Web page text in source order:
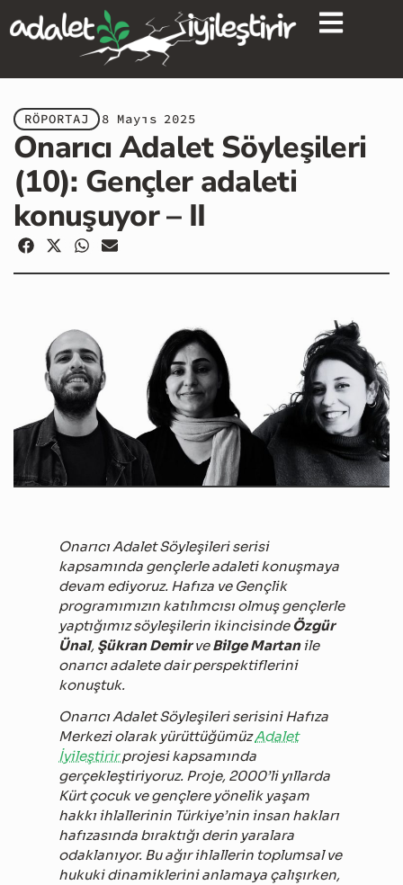
RÖPORTAJ 8 Mayıs 2025
Onarıcı Adalet Söyleşileri
(10): Gençler adaleti
konuşuyor – II
Onarıcı Adalet Söyleşileri serisi
kapsamında gençlerle adaleti konuşmaya
devam ediyoruz. Hafıza ve Gençlik
programımızın katılımcısı olmuş gençlerle
yaptığımız söyleşilerin ikincisindeÖzgür
Ünal, Şükran DemirveBilge Martanile
onarıcı adalete dair perspektiflerini
konuştuk.
Onarıcı Adalet Söyleşileri serisini Hafıza
Merkezi olarak yürüttüğümüzAdalet
İyileştirirprojesi kapsamında
gerçekleştiriyoruz. Proje, 2000’li yıllarda
Kürt çocuk ve gençlere yönelik yaşam
hakkı ihlallerinin Türkiye’nin insan hakları
hafızasında bıraktığı derin yaralara
odaklanıyor. Bu ağır ihlallerin toplumsal ve
hukuki dinamiklerini anlamaya çalışırken,